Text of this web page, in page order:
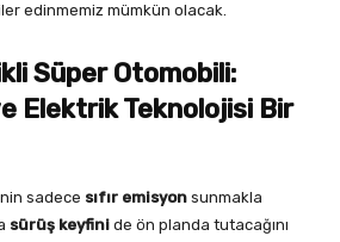
edinmemiz mümkün olacak.
Süper Otomobili:
Elektrik Teknolojisi Bir
sadece sıfır emisyon sunmakla
sürüş keyfini de ön planda tutacağını